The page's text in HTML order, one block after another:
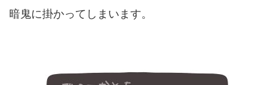
暗鬼に掛かってしまいます。